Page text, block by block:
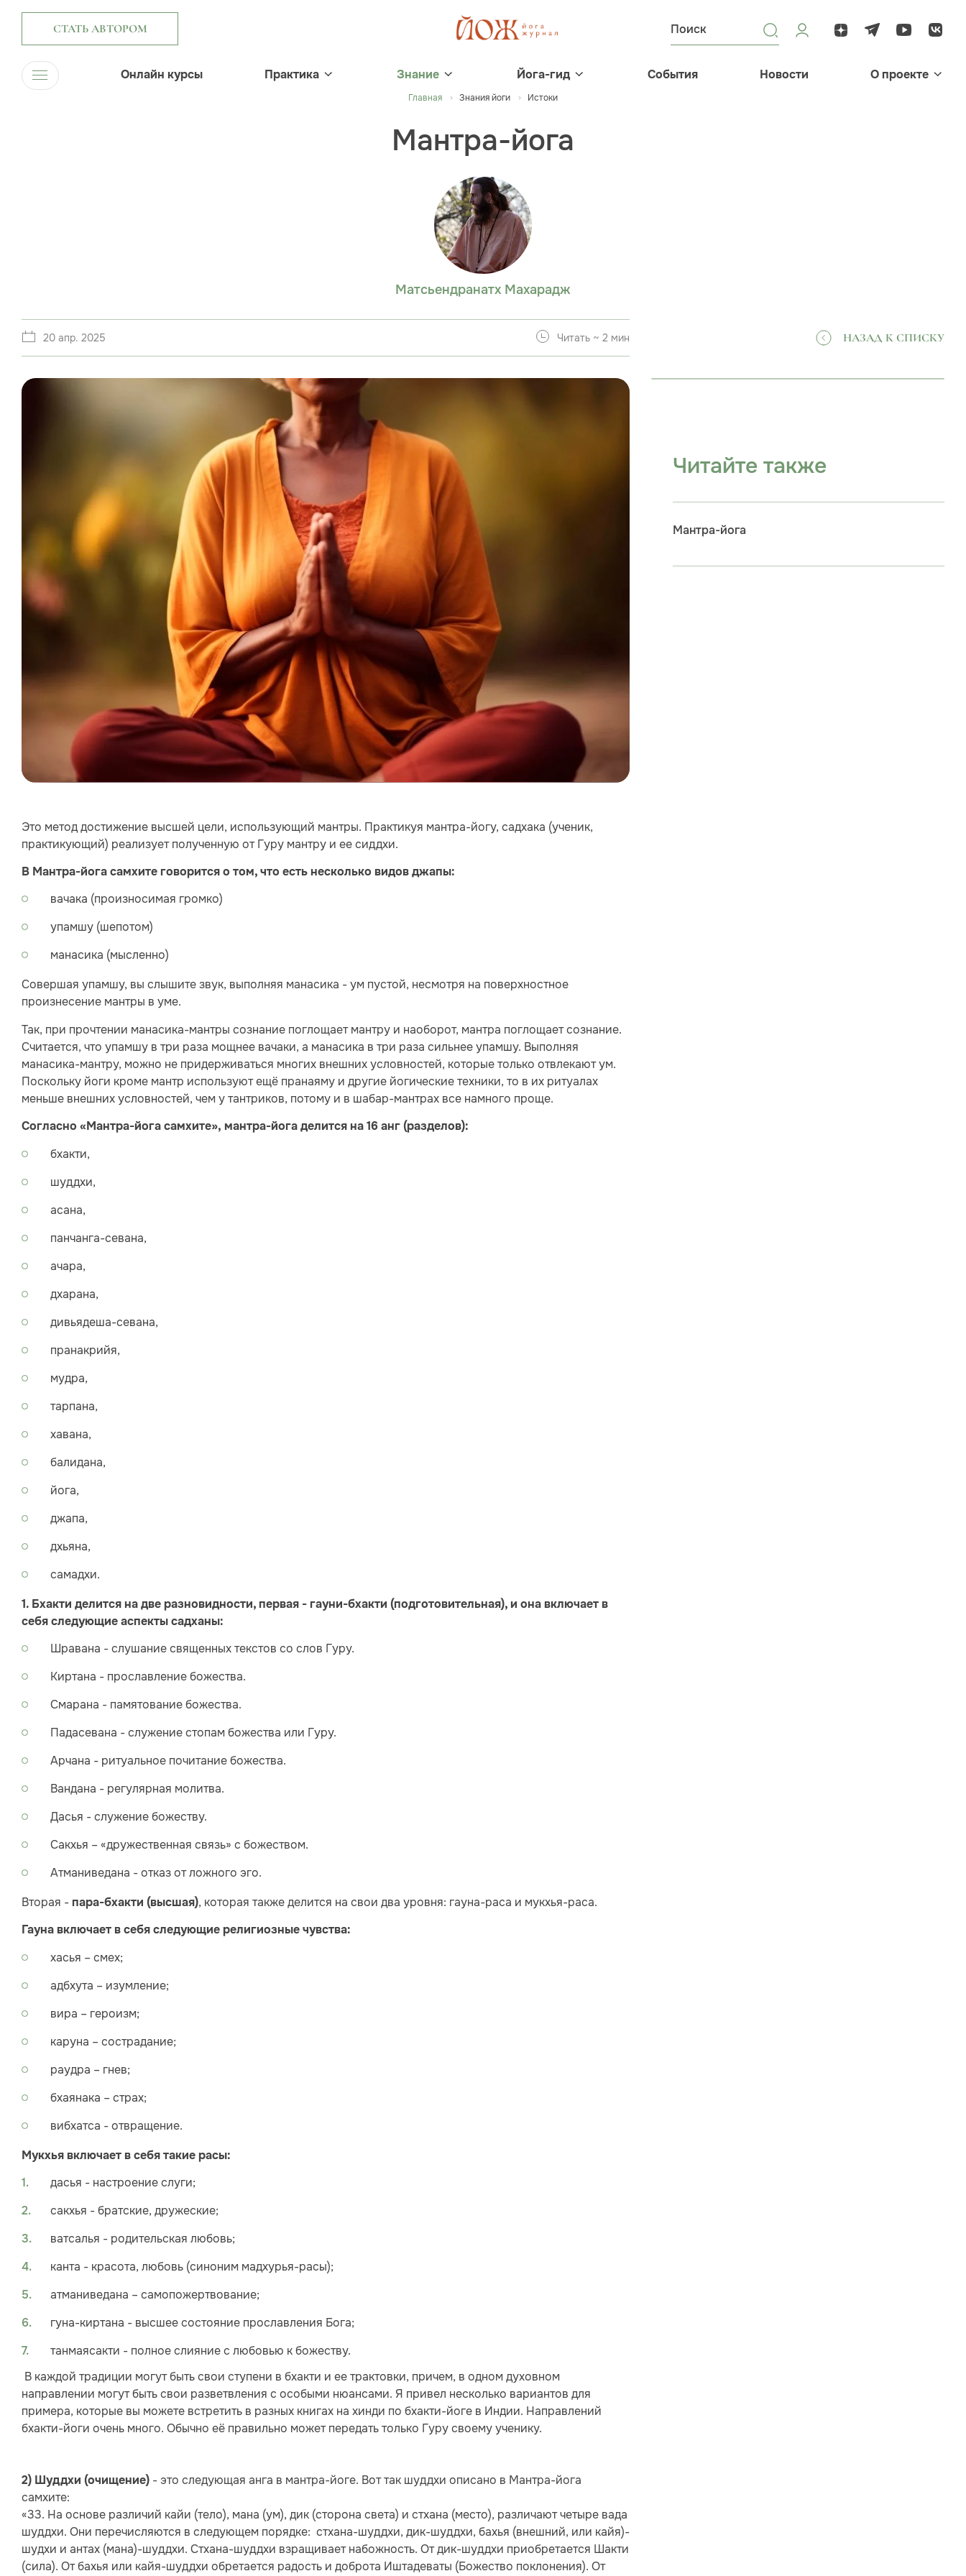
СТАТЬ АВТОРОМ
Онлайн курсы Практика Знание Йога-гид События Новости О проекте
Главная Знания йоги Истоки
Мантра-йога
Матсьендранатх Махарадж
20 апр. 2025 Читать ~ 2 мин НАЗАД К СПИСКУ
Это метод достижение высшей цели, использующий мантры. Практикуя мантра-йогу, садхака (ученик,
практикующий) реализует полученную от Гуру мантру и ее сиддхи.
В Мантра-йога самхите говорится о том, что есть несколько видов джапы:
вачака (произносимая громко)
упамшу (шепотом)
манасика (мысленно)
Совершая упамшу, вы слышите звук, выполняя манасика - ум пустой, несмотря на поверхностное
произнесение мантры в уме.
Так, при прочтении манасика-мантры сознание поглощает мантру и наоборот, мантра поглощает сознание.
Считается, что упамшу в три раза мощнее вачаки, а манасика в три раза сильнее упамшу. Выполняя
манасика-мантру, можно не придерживаться многих внешних условностей, которые только отвлекают ум.
Поскольку йоги кроме мантр используют ещё пранаяму и другие йогические техники, то в их ритуалах
меньше внешних условностей, чем у тантриков, потому и в шабар-мантрах все намного проще.
Согласно «Мантра-йога самхите», мантра-йога делится на 16 анг (разделов):
бхакти,
шуддхи,
асана,
панчанга-севана,
ачара,
дхарана,
дивьядеша-севана,
пранакрийя,
мудра,
тарпана,
хавана,
балидана,
йога,
джапа,
дхьяна,
самадхи.
1. Бхакти делится на две разновидности, первая - гауни-бхакти (подготовительная), и она включает в
себя следующие аспекты садханы:
Шравана - слушание священных текстов со слов Гуру.
Киртана - прославление божества.
Смарана - памятование божества.
Падасевана - служение стопам божества или Гуру.
Арчана - ритуальное почитание божества.
Вандана - регулярная молитва.
Дасья - служение божеству.
Сакхья – «дружественная связь» с божеством.
Атманиведана - отказ от ложного эго.
Вторая - пара-бхакти (высшая), которая также делится на свои два уровня: гауна-раса и мукхья-раса.
Гауна включает в себя следующие религиозные чувства:
хасья – смех;
адбхута – изумление;
вира – героизм;
каруна – сострадание;
раудра – гнев;
бхаянака – страх;
вибхатса - отвращение.
Мукхья включает в себя такие расы:
дасья - настроение слуги;
сакхья - братские, дружеские;
ватсалья - родительская любовь;
канта - красота, любовь (синоним мадхурья-расы);
атманиведана – самопожертвование;
гуна-киртана - высшее состояние прославления Бога;
танмаясакти - полное слияние с любовью к божеству.
В каждой традиции могут быть свои ступени в бхакти и ее трактовки, причем, в одном духовном
направлении могут быть свои разветвления с особыми нюансами. Я привел несколько вариантов для
примера, которые вы можете встретить в разных книгах на хинди по бхакти-йоге в Индии. Направлений
бхакти-йоги очень много. Обычно её правильно может передать только Гуру своему ученику.
2) Шуддхи (очищение) - это следующая анга в мантра-йоге. Вот так шуддхи описано в Мантра-йога
самхите:
«33. На основе различий кайи (тело), мана (ум), дик (сторона света) и стхана (место), различают четыре вада
шуддхи. Они перечисляются в следующем порядке: стхана-шуддхи, дик-шуддхи, бахья (внешний, или кайя)-
шудхи и антах (мана)-шуддхи. Стхана-шуддхи взращивает набожность. От дик-шуддхи приобретается Шакти
(сила). От бахья или кайя-шуддхи обретается радость и доброта Иштадеваты (Божество поклонения). От
Читайте также
Мантра-йога